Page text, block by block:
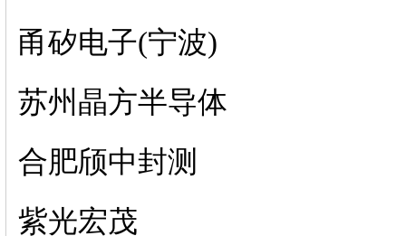
甬矽电子(宁波)
苏州晶方半导体
合肥颀中封测
紫光宏茂